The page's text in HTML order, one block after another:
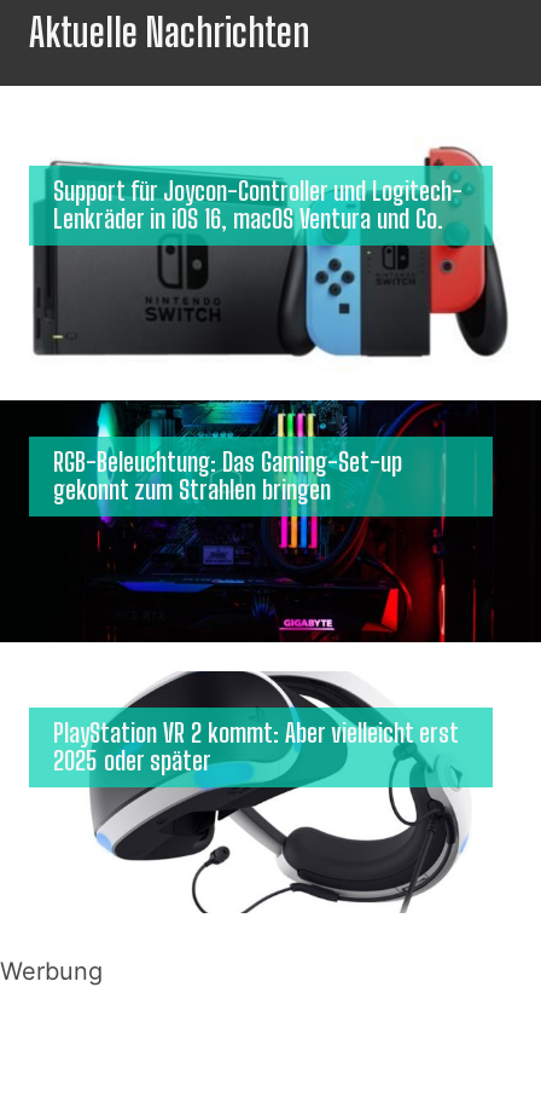
Aktuelle Nachrichten
Support für Joycon-Controller und Logitech-
Lenkräder in iOS 16, macOS Ventura und Co.
RGB-Beleuchtung: Das Gaming-Set-up
gekonnt zum Strahlen bringen
PlayStation VR 2 kommt: Aber vielleicht erst
2025 oder später
Werbung